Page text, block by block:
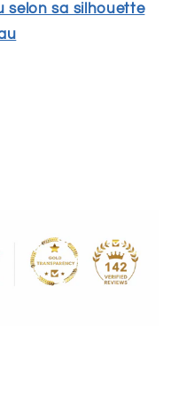
selon sa silhouette